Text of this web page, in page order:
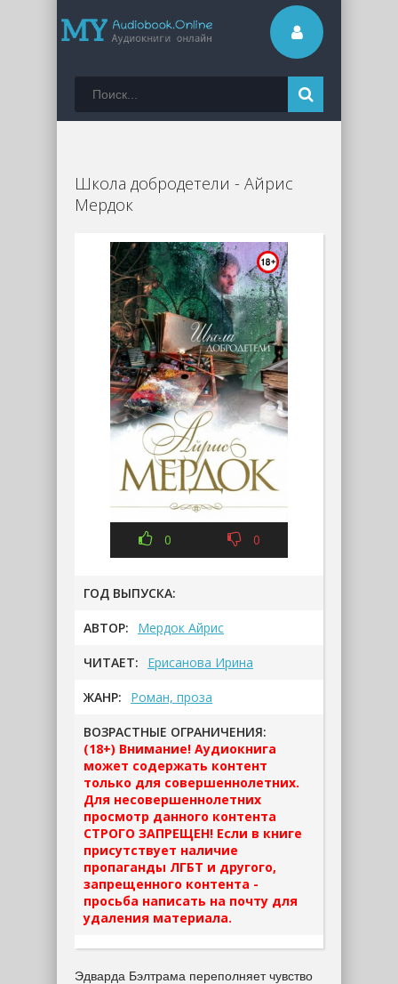
Школа добродетели - Айрис
Мердок
0 0
ГОД ВЫПУСКА:
АВТОР: Мердок Айрис
ЧИТАЕТ: Ерисанова Ирина
ЖАНР: Роман, проза
ВОЗРАСТНЫЕ ОГРАНИЧЕНИЯ:
(18+) Внимание! Аудиокнига
может содержать контент
только для совершеннолетних.
Для несовершеннолетних
просмотр данного контента
СТРОГО ЗАПРЕЩЕН! Если в книге
присутствует наличие
пропаганды ЛГБТ и другого,
запрещенного контента -
просьба написать на почту для
удаления материала.
Эдварда Бэлтрама переполняет чувство